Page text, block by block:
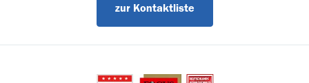
zur Kontaktliste